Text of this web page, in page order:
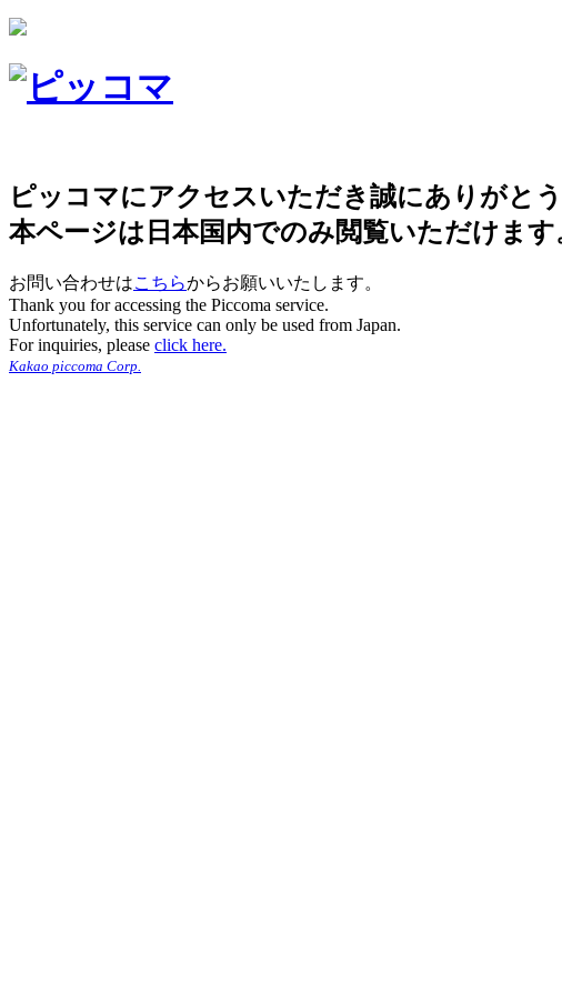
ピッコマにアクセスいただき誠にありがとう
本ページは日本国内でのみ閲覧いただけます
お問い合わせはこちらからお願いいたします。
Thank you for accessing the Piccoma service.
Unfortunately, this service can only be used from Japan.
For inquiries, please click here.
Kakao piccoma Corp.